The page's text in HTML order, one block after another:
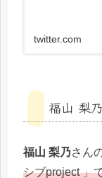
twitter.com
福山 梨
福山 梨乃さん
シブproject 」